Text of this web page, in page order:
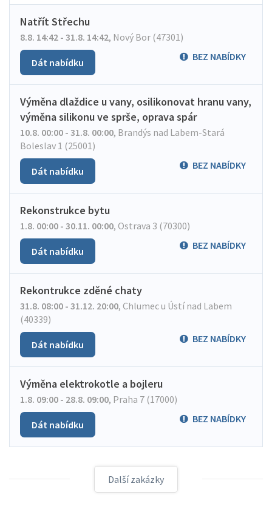
Natřít Střechu
8.8. 14:42 - 31.8. 14:42, Nový Bor (47301)
BEZ NABÍDKY
Dát nabídku
Výměna dlaždice u vany, osilikonovat hranu vany,
výměna silikonu ve sprše, oprava spár
10.8. 00:00 - 31.8. 00:00, Brandýs nad Labem-Stará
Boleslav 1 (25001)
BEZ NABÍDKY
Dát nabídku
Rekonstrukce bytu
1.8. 00:00 - 30.11. 00:00, Ostrava 3 (70300)
BEZ NABÍDKY
Dát nabídku
Rekontrukce zděné chaty
31.8. 08:00 - 31.12. 20:00, Chlumec u Ústí nad Labem
(40339)
BEZ NABÍDKY
Dát nabídku
Výměna elektrokotle a bojleru
1.8. 09:00 - 28.8. 09:00, Praha 7 (17000)
BEZ NABÍDKY
Dát nabídku
Další zakázky